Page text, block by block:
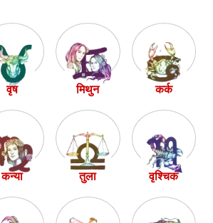
वृष मिथुन कर्क
कन्या तुला वृश्चिक